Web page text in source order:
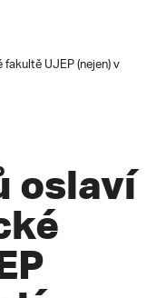
UJEP (nejen) v
oslaví